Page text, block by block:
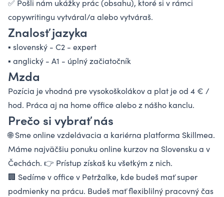
✅ Pošli nám ukážky prác (obsahu), ktoré si v rámci
copywritingu vytváral/a alebo vytváraš.
Znalosť jazyka
▪ slovenský - C2 - expert
▪ anglický - A1 - úplný začiatočník
Mzda
Pozícia je vhodná pre vysokoškolákov a plat je od 4 € /
hod. Práca aj na home office alebo z nášho kanclu.
Prečo si vybrať nás
🌐 Sme online vzdelávacia a kariérna platforma Skillmea.
Máme najväčšiu ponuku online kurzov na Slovensku a v
Čechách. 👉 Prístup získaš ku všetkým z nich.
🏢 Sedíme v office v Petržalke, kde budeš mať super
podmienky na prácu. Budeš mať flexiblilný pracovný čas